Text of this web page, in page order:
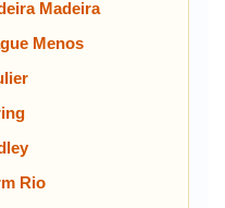
Madeira
Menos
Rio